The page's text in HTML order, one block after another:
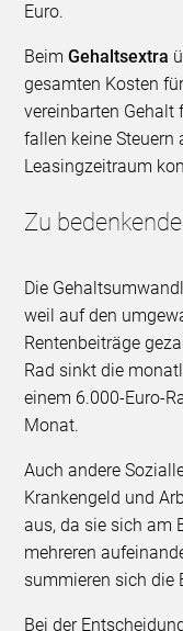
Euro.
BeimGehaltsextra
gesamten Kosten
vereinbarten Gehalt
fallen keine Steuern
Leasingzeitraum
Zu
Die
weil auf den
Rentenbeiträge
Rad sinkt die
einem 6.000-Euro-
Monat.
Auch andere
Krankengeld und
aus, da sie sich am
mehreren
summieren sich die
Bei der